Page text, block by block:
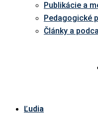
Publikácie a
Pedagogické
Články a
Ľudia